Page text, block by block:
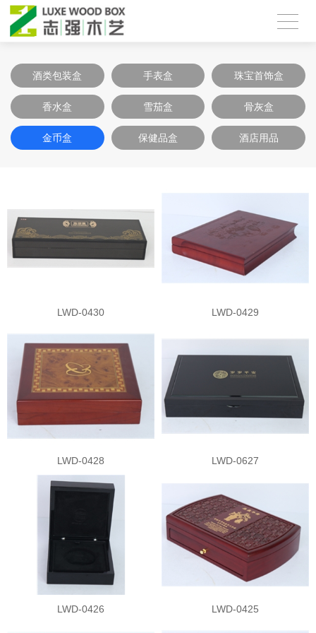
酒类包装盒 手表盒 珠宝首饰盒
香水盒 雪茄盒 骨灰盒
金币盒 保健品盒 酒店用品
LWD-0430 LWD-0429
LWD-0428 LWD-0627
LWD-0426 LWD-0425